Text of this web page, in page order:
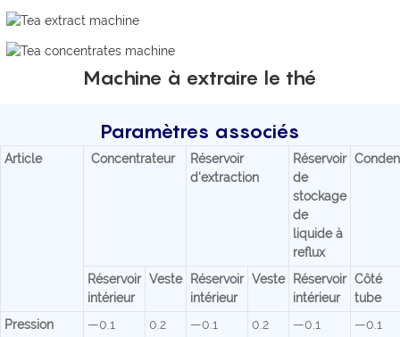
Machine à extraire le thé
Paramètres associés
Article Concentrateur
Réservoir
d'extraction
Réservoir
de
stockage
de
liquide à
reflux
Réservoir
intérieur
Veste
Réservoir
intérieur
Veste
Réservoir
intérieur
Côté
tube
Pression
—0.1 0.2 —0.1 0.2 —0.1 —0.1